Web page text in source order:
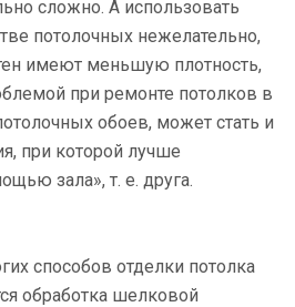
сложно. А использовать
потолочных нежелательно,
имеют меньшую плотность,
при ремонте потолков в
обоев, может стать и
при которой лучше
зала», т. е. друга.
способов отделки потолка
обработка шелковой